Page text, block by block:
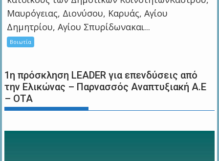
Μαυρόγειας, Διονύσου, Καρυάς, Αγίου
Δημητρίου, Αγίου Σπυρίδωνακαι...
Βοιωτία
1η πρόσκληση LEADER για επενδύσεις από
την Ελικώνας – Παρνασσός Αναπτυξιακή Α.Ε
– ΟΤΑ